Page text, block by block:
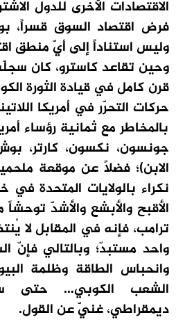
الاقتصادات الأخرى للدول
فرض اقتصاد السوق قسراً،
وليس استناداً إلى أيّ منطق
وحين تقاعد كاسترو، كان
قرن كامل في قيادة الثورة
حركات التحرّر في أمريكا
بالمخاطر مع ثمانية رؤساء
جونسون، نكسون، كارتر،
الابن)؛ فضلاً عن موقعة
نكراء بالولايات المتحدة في
الأقبح والأبشع والأشدّ
ترامب، فإنه في المقابل لا
واحد مستبدّ؛ وبالتالي فإنّ
وانحباس الطاقة وظلمة
الشعب الكوبي… حتى
ديمقراطي، غنيّ عن القول.